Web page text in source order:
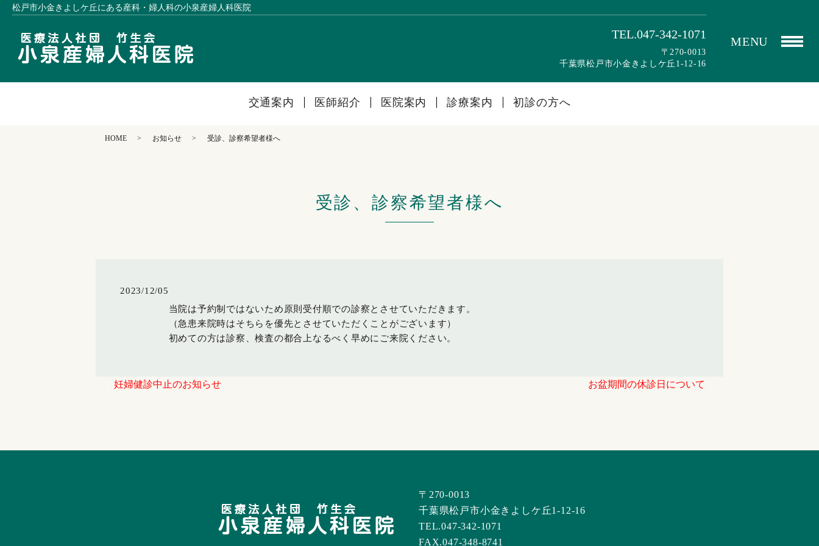
松戸市小金きよしケ丘にある産科・婦人科の小泉産婦人科医院
TEL.047-342-1071
〒270-0013
千葉県松戸市小金きよしケ丘1-12-16
MENU
交通案内 医師紹介 医院案内 診療案内 初診の方へ
HOME お知らせ 受診、診察希望者様へ
受診、診察希望者様へ
2023/12/05
当院は予約制ではないため原則受付順での診察とさせていただきます。
（急患来院時はそちらを優先とさせていただくことがございます）
初めての方は診察、検査の都合上なるべく早めにご来院ください。
妊婦健診中止のお知らせ お盆期間の休診日について
〒270-0013
千葉県松戸市小金きよしケ丘1-12-16
TEL.047-342-1071
FAX.047-348-8741